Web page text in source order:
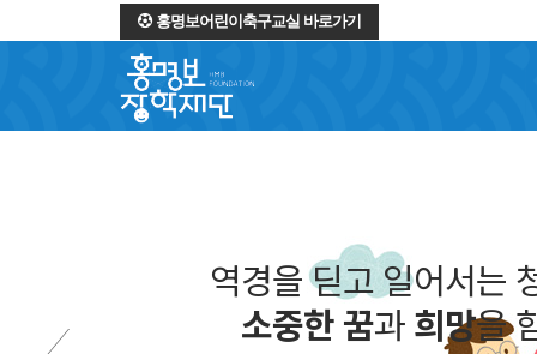
홍명보어린이축구교실 바로가기
역경을 딛고 일어서는
소중한 꿈과희망을